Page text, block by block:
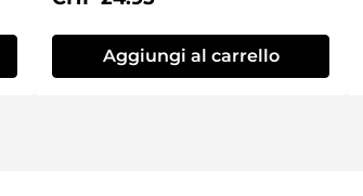
Aggiungi al carrello